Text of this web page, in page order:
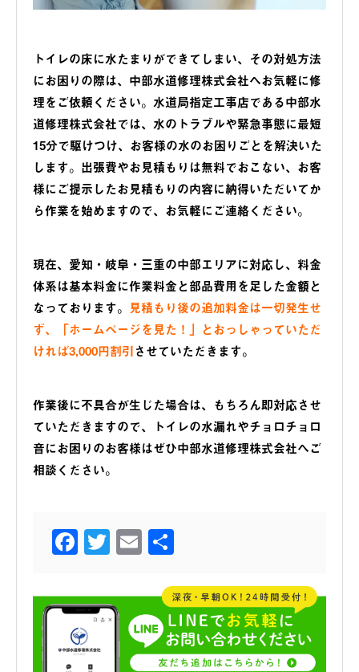
トイレの床に水たまりができてしまい、その対処方法
にお困りの際は、中部水道修理株式会社へお気軽に修
理をご依頼ください。水道局指定工事店である中部水
道修理株式会社では、水のトラブルや緊急事態に最短
15分で駆けつけ、お客様の水のお困りごとを解決いた
します。出張費やお見積もりは無料でおこない、お客
様にご提示したお見積もりの内容に納得いただいてか
ら作業を始めますので、お気軽にご連絡ください。
現在、愛知・岐阜・三重の中部エリアに対応し、料金
体系は基本料金に作業料金と部品費用を足した金額と
なっております。 見積もり後の追加料金は一切発生せ
ず、「ホームページを見た！」とおっしゃっていただ
ければ3,000円割引させていただきます。
作業後に不具合が生じた場合は、もちろん即対応させ
ていただきますので、トイレの水漏れやチョロチョロ
音にお困りのお客様はぜひ中部水道修理株式会社へご
相談ください。
Facebook
Twitter
Email